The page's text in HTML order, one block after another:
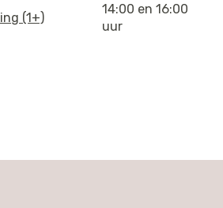
(1+)
14:00 en 16:00
uur